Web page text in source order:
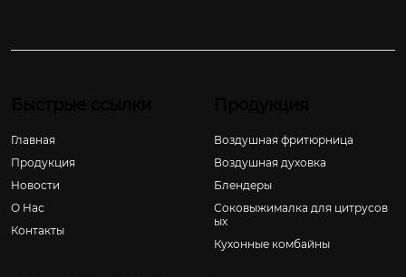
Главная
Продукция
Новости
О Hас
Контакты
Воздушная фритюрница
Воздушная духовка
Блендеры
Соковыжималка для цитрусов
ых
Кухонные комбайны